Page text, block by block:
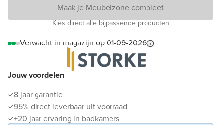
Jouw voordelen
8 jaar garantie
95% direct leverbaar uit voorraad
+20 jaar ervaring in badkamers
Maak je Meubelzone compleet
Kies direct alle bijpassende producten
Verwacht in magazijn op 01-09-2026